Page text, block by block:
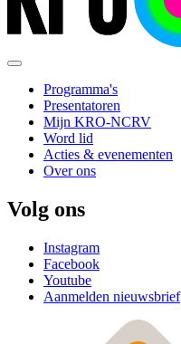
Programma's
Presentatoren
Mijn KRO-NCRV
Word lid
Acties & evenementen
Over ons
Volg ons
Instagram
Facebook
Youtube
Aanmelden nieuwsbrief